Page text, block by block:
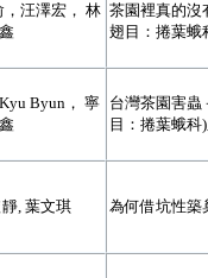
汪澤宏， 林 茶園裡真的沒
翅目：捲葉蛾
Byun， 寧
台灣茶園害蟲
目：捲葉蛾科
, 葉文琪 為何借坑性築